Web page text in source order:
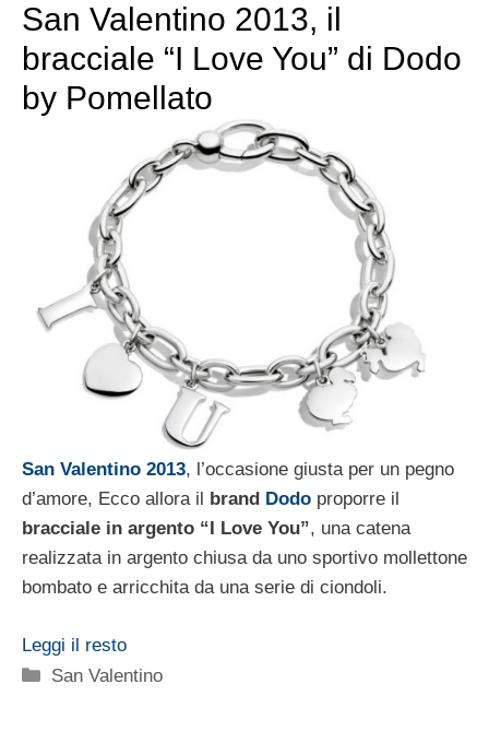
San Valentino 2013, il
bracciale “I Love You” di Dodo
by Pomellato
San Valentino 2013, l’occasione giusta per un pegno
d’amore, Ecco allora il
brand Dodo proporre il
bracciale in argento “I Love You”, una catena
realizzata in argento chiusa da uno sportivo mollettone
bombato e arricchita da una serie di ciondoli.
Leggi il resto
Categorie
San Valentino